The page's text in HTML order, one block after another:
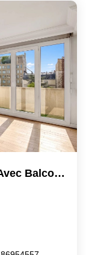
Pont De Neuilly : Dernier Étage Avec Balcon, 2ch